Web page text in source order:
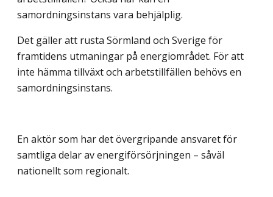
samordningsinstans vara behjälplig.
Det gäller att rusta Sörmland och Sverige för
framtidens utmaningar på energi­området. För att
inte hämma tillväxt och arbetstillfällen behövs en
samordningsinstans.
En aktör som har det övergripande ansvaret för
samtliga delar av energiförsörjningen – såväl
nationellt som regionalt.